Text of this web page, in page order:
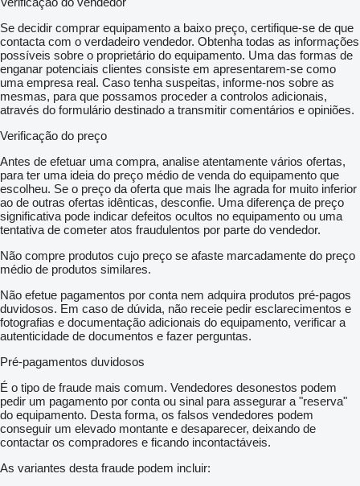
Se decidir comprar equipamento a baixo preço, certifique-se de que
contacta com o verdadeiro vendedor. Obtenha todas as informações
possíveis sobre o proprietário do equipamento. Uma das formas de
enganar potenciais clientes consiste em apresentarem-se como
uma empresa real. Caso tenha suspeitas, informe-nos sobre as
mesmas, para que possamos proceder a controlos adicionais,
através do formulário destinado a transmitir comentários e opiniões.
Verificação do preço
Antes de efetuar uma compra, analise atentamente vários ofertas,
para ter uma ideia do preço médio de venda do equipamento que
escolheu. Se o preço da oferta que mais lhe agrada for muito inferior
ao de outras ofertas idênticas, desconfie. Uma diferença de preço
significativa pode indicar defeitos ocultos no equipamento ou uma
tentativa de cometer atos fraudulentos por parte do vendedor.
Não compre produtos cujo preço se afaste marcadamente do preço
médio de produtos similares.
Não efetue pagamentos por conta nem adquira produtos pré-pagos
duvidosos. Em caso de dúvida, não receie pedir esclarecimentos e
fotografias e documentação adicionais do equipamento, verificar a
autenticidade de documentos e fazer perguntas.
Pré-pagamentos duvidosos
É o tipo de fraude mais comum. Vendedores desonestos podem
pedir um pagamento por conta ou sinal para assegurar a "reserva"
do equipamento. Desta forma, os falsos vendedores podem
conseguir um elevado montante e desaparecer, deixando de
contactar os compradores e ficando incontactáveis.
As variantes desta fraude podem incluir: